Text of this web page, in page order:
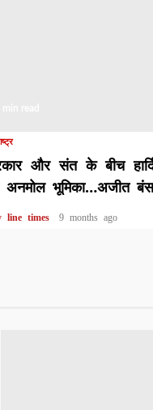
और संत के बीच
अनमोल भूमिका…अजीत
line times 9 months ago